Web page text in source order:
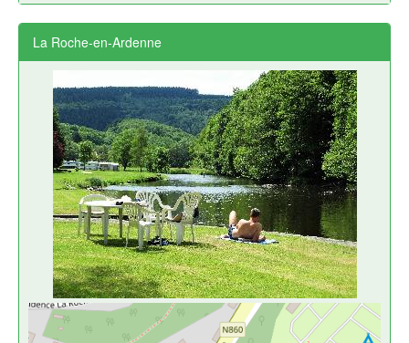
La Roche-en-Ardenne